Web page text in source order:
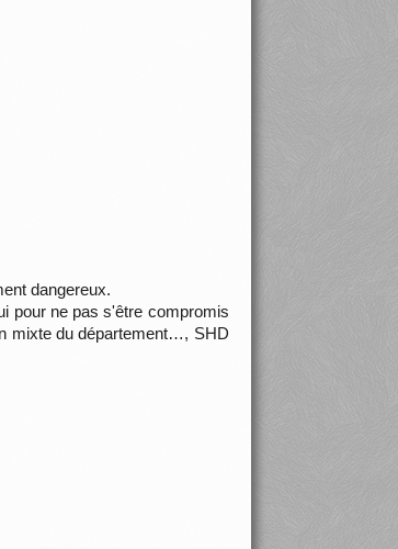
dangereux.
pour ne pas s'être compromis
mixte du département…, SHD